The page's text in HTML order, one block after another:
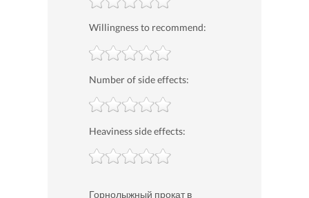
Willingness to recommend:
Number of side effects:
Heaviness side effects:
Горнолыжный прокат в